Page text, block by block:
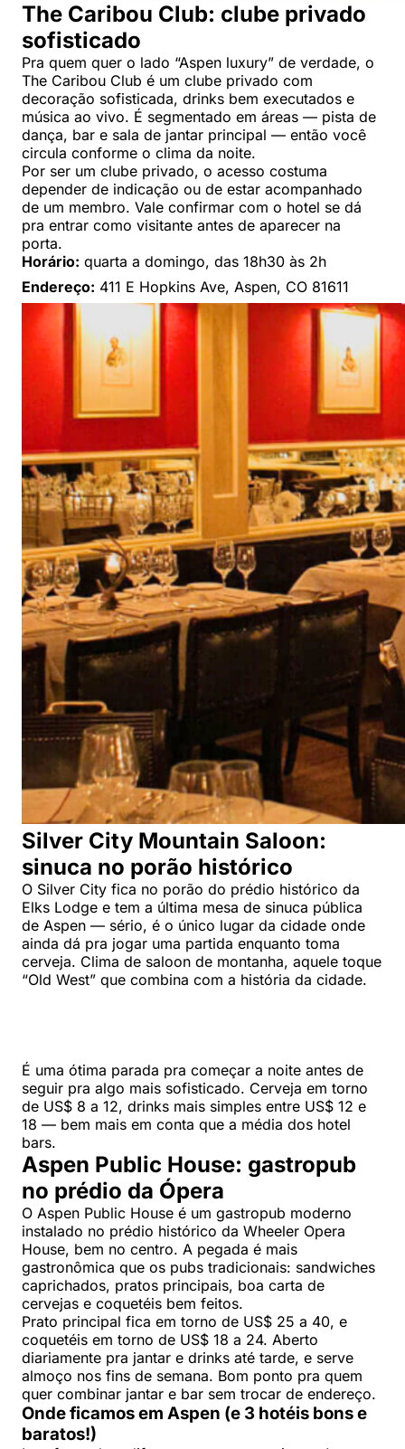
The Caribou Club: clube privado
sofisticado
Pra quem quer o lado “Aspen luxury” de verdade, o
The Caribou Club é um clube privado com
decoração sofisticada, drinks bem executados e
música ao vivo. É segmentado em áreas — pista de
dança, bar e sala de jantar principal — então você
circula conforme o clima da noite.
Por ser um clube privado, o acesso costuma
depender de indicação ou de estar acompanhado
de um membro. Vale confirmar com o hotel se dá
pra entrar como visitante antes de aparecer na
porta.
Horário: quarta a domingo, das 18h30 às 2h
Endereço: 411 E Hopkins Ave, Aspen, CO 81611
Silver City Mountain Saloon:
sinuca no porão histórico
O Silver City fica no porão do prédio histórico da
Elks Lodge e tem a última mesa de sinuca pública
de Aspen — sério, é o único lugar da cidade onde
ainda dá pra jogar uma partida enquanto toma
cerveja. Clima de saloon de montanha, aquele toque
“Old West” que combina com a história da cidade.
É uma ótima parada pra começar a noite antes de
seguir pra algo mais sofisticado. Cerveja em torno
de US$ 8 a 12, drinks mais simples entre US$ 12 e
18 — bem mais em conta que a média dos hotel
bars.
Aspen Public House: gastropub
no prédio da Ópera
O Aspen Public House é um gastropub moderno
instalado no prédio histórico da Wheeler Opera
House, bem no centro. A pegada é mais
gastronômica que os pubs tradicionais: sandwiches
caprichados, pratos principais, boa carta de
cervejas e coquetéis bem feitos.
Prato principal fica em torno de US$ 25 a 40, e
coquetéis em torno de US$ 18 a 24. Aberto
diariamente pra jantar e drinks até tarde, e serve
almoço nos fins de semana. Bom ponto pra quem
quer combinar jantar e bar sem trocar de endereço.
Onde ficamos em Aspen (e 3 hotéis bons e
baratos!)